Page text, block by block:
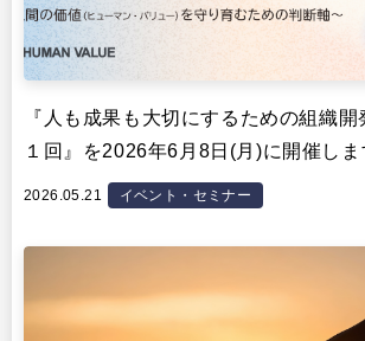
『人も成果も大切にするための組織
１回』を2026年6月8日(月)に開催しま
2026.05.21 イベント・セミナー